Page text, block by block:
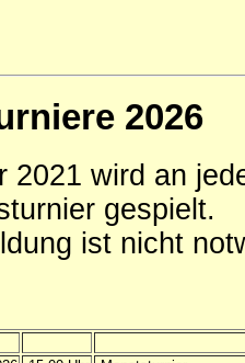
2026
2021 wird an
gespielt.
ist nicht